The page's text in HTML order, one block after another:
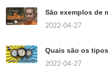
São exemplos de
2022-04-27
Quais são os
2022-04-27